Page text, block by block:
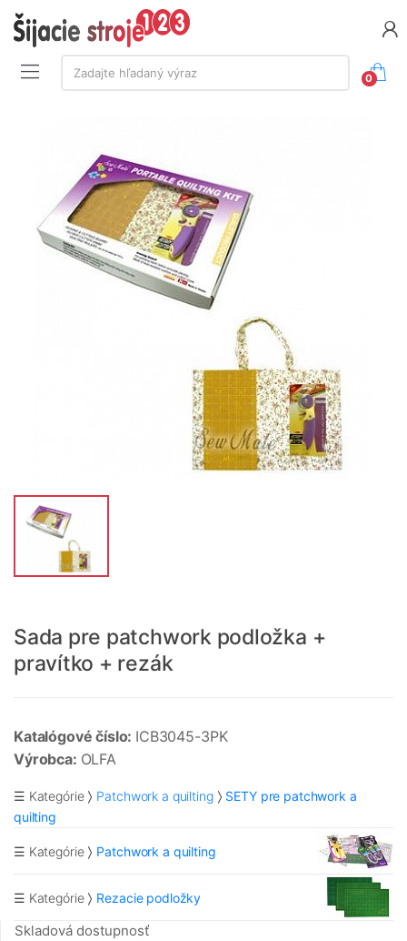
Vyhľadávanie:
Zadajte hľadaný výraz
0
Sada pre patchwork podložka +
pravítko + rezák
Katalógové číslo: ICB3045-3PK
Výrobca: OLFA
☰ Kategórie Patchwork a quilting
SETY pre patchwork a
quilting
☰ Kategórie Patchwork a quilting
☰ Kategórie Rezacie podložky
Skladová dostupnosť